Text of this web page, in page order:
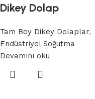
Dikey Dolap
Tam Boy Dikey Dolaplar,
Endüstriyel Soğutma
Devamını oku